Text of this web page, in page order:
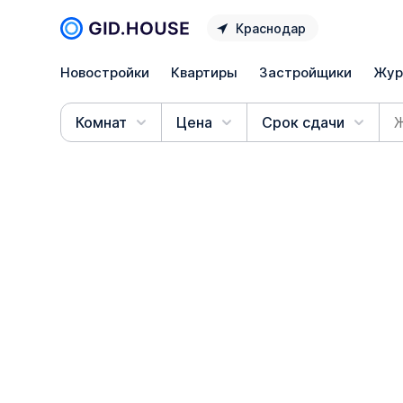
Краснодар
Новостройки Квартиры Застройщики
Комнат Цена Срок сдачи